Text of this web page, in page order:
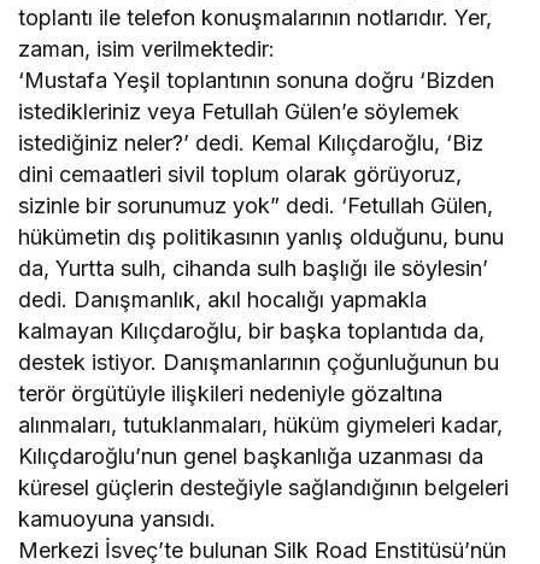
toplantı ile telefon konuşmalarının notlarıdır. Yer,
zaman, isim verilmektedir:
‘Mustafa Yeşil toplantının sonuna doğru ‘Bizden
istedikleriniz veya Fetullah Gülen’e söylemek
istediğiniz neler?’ dedi. Kemal Kılıçdaroğlu, ‘Biz
dini cemaatleri sivil toplum olarak görüyoruz,
sizinle bir sorunumuz yok” dedi. ‘Fetullah Gülen,
hükümetin dış politikasının yanlış olduğunu, bunu
da, Yurtta sulh, cihanda sulh başlığı ile söylesin’
dedi. Danışmanlık, akıl hocalığı yapmakla
kalmayan Kılıçdaroğlu, bir başka toplantıda da,
destek istiyor. Danışmanlarının çoğunluğunun bu
terör örgütüyle ilişkileri nedeniyle gözaltına
alınmaları, tutuklanmaları, hüküm giymeleri kadar,
Kılıçdaroğlu’nun genel başkanlığa uzanması da
küresel güçlerin desteğiyle sağlandığının belgeleri
kamuoyuna yansıdı.
Merkezi İsveç’te bulunan Silk Road Enstitüsü’nün